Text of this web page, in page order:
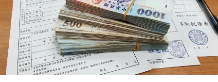
汽車補助
車牌報廢問題
車體回收問題